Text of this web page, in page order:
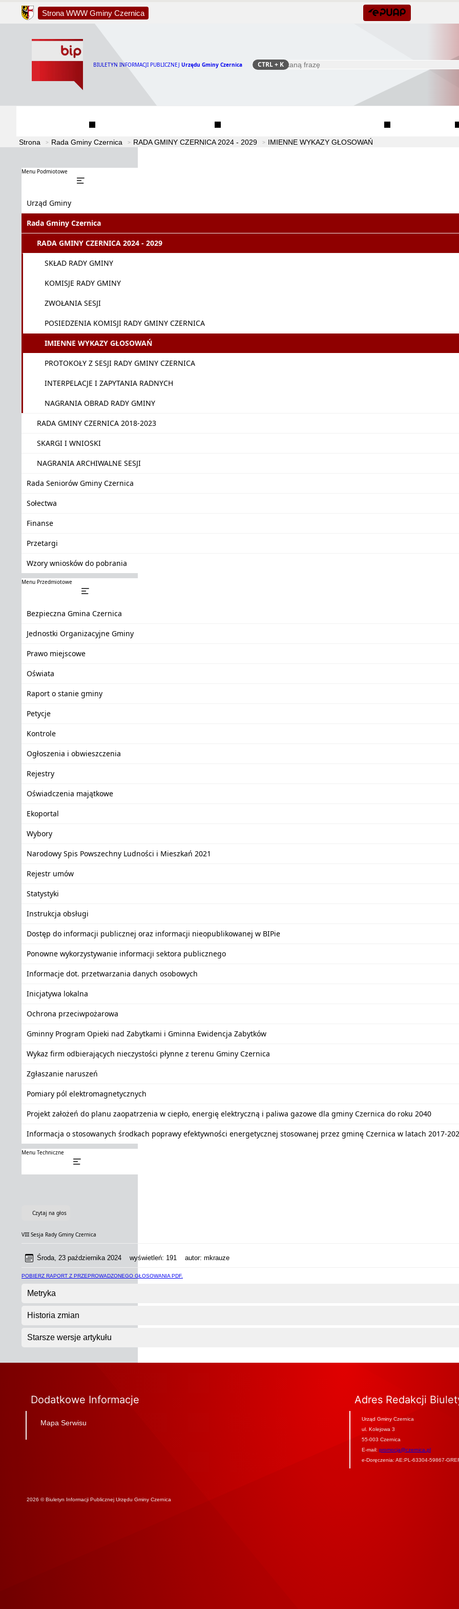
Strona WWW Gminy Czernica
BIULETYN INFORMACJI PUBLICZNEJ Urzędu Gminy Czernica Szukaj
CTRL+ K
Strona Rada Gminy Czernica RADA GMINY CZERNICA 2024 - 2029 IMIENNE WYKAZY GŁOSOWAŃ
Menu Podmiotowe
Urząd Gminy
Rada Gminy Czernica
RADA GMINY CZERNICA 2024 - 2029
SKŁAD RADY GMINY
KOMISJE RADY GMINY
ZWOŁANIA SESJI
POSIEDZENIA KOMISJI RADY GMINY CZERNICA
IMIENNE WYKAZY GŁOSOWAŃ
PROTOKOŁY Z SESJI RADY GMINY CZERNICA
INTERPELACJE I ZAPYTANIA RADNYCH
NAGRANIA OBRAD RADY GMINY
RADA GMINY CZERNICA 2018-2023
SKARGI I WNIOSKI
NAGRANIA ARCHIWALNE SESJI
Rada Seniorów Gminy Czernica
Sołectwa
Finanse
Przetargi
Wzory wniosków do pobrania
Menu Przedmiotowe
Bezpieczna Gmina Czernica
Jednostki Organizacyjne Gminy
Prawo miejscowe
Oświata
Raport o stanie gminy
Petycje
Kontrole
Ogłoszenia i obwieszczenia
Rejestry
Oświadczenia majątkowe
Ekoportal
Wybory
Narodowy Spis Powszechny Ludności i Mieszkań 2021
Rejestr umów
Statystyki
Instrukcja obsługi
Dostęp do informacji publicznej oraz informacji nieopublikowanej w BIPie
Ponowne wykorzystywanie informacji sektora publicznego
Informacje dot. przetwarzania danych osobowych
Inicjatywa lokalna
Ochrona przeciwpożarowa
Gminny Program Opieki nad Zabytkami i Gminna Ewidencja Zabytków
Wykaz firm odbierających nieczystości płynne z terenu Gminy Czernica
Zgłaszanie naruszeń
Pomiary pól elektromagnetycznych
Projekt założeń do planu zaopatrzenia w ciepło, energię elektryczną i paliwa gazowe dla gminy Czernica do roku 2040
Informacja o stosowanych środkach poprawy efektywności energetycznej stosowanej przez gminę Czernica w latach 2017-
Menu Techniczne
Czytaj na głos
VIII Sesja Rady Gminy Czernica
Środa, 23 października 2024 wyświetleń: 191 autor: mkrauze
POBIERZ RAPORT Z PRZEPROWADZONEGO GŁOSOWANIA PDF.
Metryka
Historia zmian
Starsze wersje artykułu
Dodatkowe Informacje
Mapa Serwisu
Adres Redakcji
Urząd Gminy Czernica
ul. Kolejowa 3
55-003 Czernica
E-mail: promocja@czernica.pl
e-Doręczenia: AE:PL-63304-59867-
2026 © Biuletyn Informacji Publicznej Urzędu Gminy Czernica